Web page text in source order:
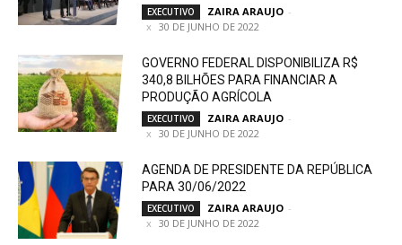
EXECUTIVO ZAIRA ARAUJO -
30 DE JUNHO DE 2022
GOVERNO FEDERAL DISPONIBILIZA R$
340,8 BILHÕES PARA FINANCIAR A
PRODUÇÃO AGRÍCOLA
EXECUTIVO ZAIRA ARAUJO -
30 DE JUNHO DE 2022
AGENDA DE PRESIDENTE DA REPÚBLICA
PARA 30/06/2022
EXECUTIVO ZAIRA ARAUJO -
30 DE JUNHO DE 2022